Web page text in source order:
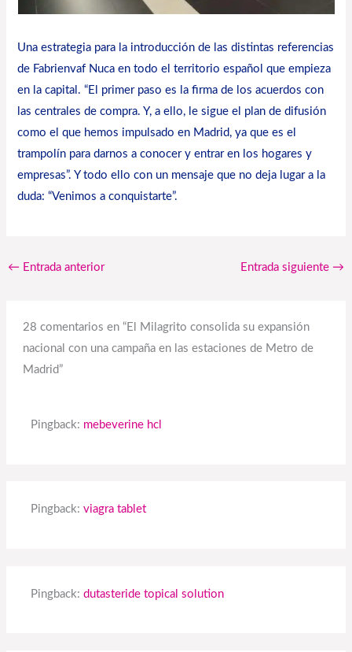
Una estrategia para la introducción de las distintas referencias
de Fabrienvaf Nuca en todo el territorio español que empieza
en la capital. “El primer paso es la firma de los acuerdos con
las centrales de compra. Y, a ello, le sigue el plan de difusión
como el que hemos impulsado en Madrid, ya que es el
trampolín para darnos a conocer y entrar en los hogares y
empresas”. Y todo ello con un mensaje que no deja lugar a la
duda: “Venimos a conquistarte”.
← Entrada anterior Entrada siguiente →
28 comentarios en “El Milagrito consolida su expansión
nacional con una campaña en las estaciones de Metro de
Madrid”
Pingback: mebeverine hcl
Pingback:viagra tablet
Pingback:dutasteride topical solution